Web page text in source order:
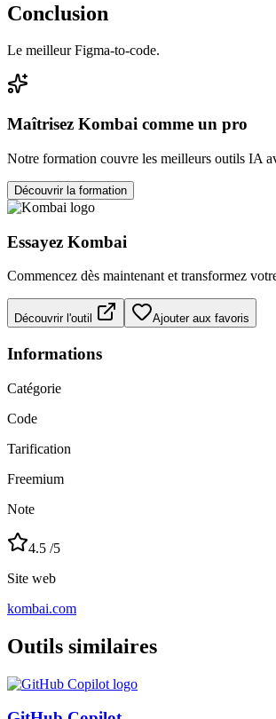
Conclusion
Le meilleur Figma-to-code.
Maîtrisez Kombai comme un pro
Notre formation couvre les meilleurs outils IA
Découvrir la formation
Essayez Kombai
Commencez dès maintenant et transformez
Découvrir l'outil Ajouter aux favoris
Informations
Catégorie
Code
Tarification
Freemium
Note
4.5 /5
Site web
kombai.com
Outils similaires